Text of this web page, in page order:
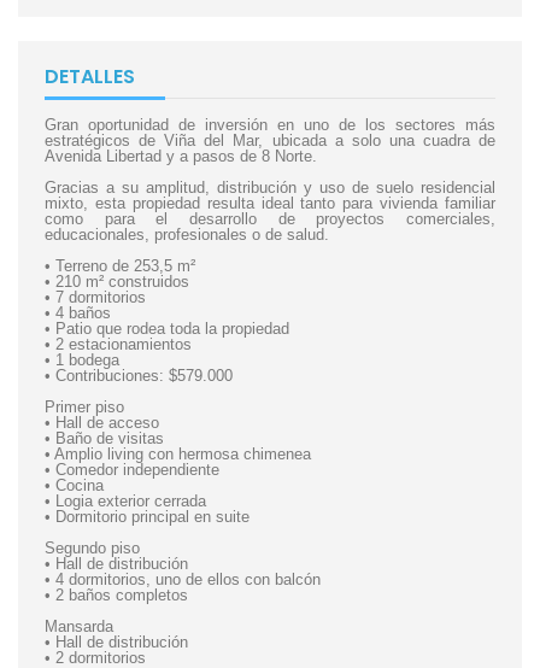
DETALLES
Gran oportunidad de inversión en uno de los sectores más
estratégicos de Viña del Mar, ubicada a solo una cuadra de
Avenida Libertad y a pasos de 8 Norte.
Gracias a su amplitud, distribución y uso de suelo residencial
mixto, esta propiedad resulta ideal tanto para vivienda familiar
como para el desarrollo de proyectos comerciales,
educacionales, profesionales o de salud.
• Terreno de 253,5 m²
• 210 m² construidos
• 7 dormitorios
• 4 baños
• Patio que rodea toda la propiedad
• 2 estacionamientos
• 1 bodega
• Contribuciones: $579.000
Primer piso
• Hall de acceso
• Baño de visitas
• Amplio living con hermosa chimenea
• Comedor independiente
• Cocina
• Logia exterior cerrada
• Dormitorio principal en suite
Segundo piso
• Hall de distribución
• 4 dormitorios, uno de ellos con balcón
• 2 baños completos
Mansarda
• Hall de distribución
• 2 dormitorios